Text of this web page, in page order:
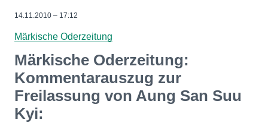
14.11.2010 – 17:12
Märkische Oderzeitung
Märkische Oderzeitung:
Kommentarauszug zur
Freilassung von Aung San Suu
Kyi: